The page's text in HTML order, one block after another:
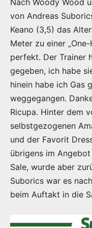
von Andreas
Keano (3,5) das
Meter zu einer
perfekt. Der Trainer
gegeben, ich habe
hinein habe ich Gas
weggegangen.
Ricupa. Hinter dem
selbstgezogenen
und der Favorit
übrigens im
Sale, wurde aber
Suborics war es
beim Auftakt in die